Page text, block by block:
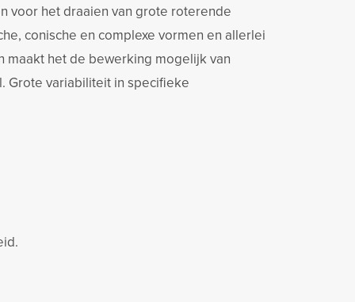
voor het draaien van grote roterende
conische en complexe vormen en allerlei
maakt het de bewerking mogelijk van
Grote variabiliteit in specifieke